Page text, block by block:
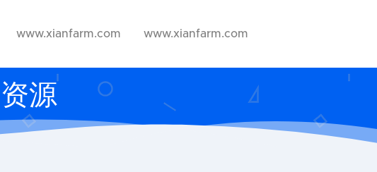
www.xianfarm.com www.xianfarm.com
源